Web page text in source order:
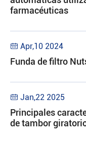
farmacéuticas
 Apr,10 2024
Funda de filtro
 Jan,22 2025
Principales
de tambor